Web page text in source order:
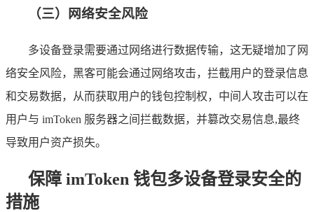
（三）网络安全风险
多设备登录需要通过网络进行数据传输，这无疑增加了网
络安全风险，黑客可能会通过网络攻击，拦截用户的登录信息
和交易数据，从而获取用户的钱包控制权，中间人攻击可以在
用户与 imToken 服务器之间拦截数据，并篡改交易信息,最终
导致用户资产损失。
保障 imToken 钱包多设备登录安全的
措施